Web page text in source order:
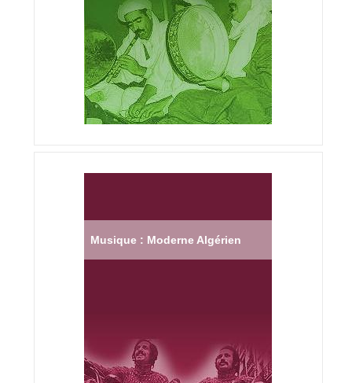
Musique : Moderne Algérien